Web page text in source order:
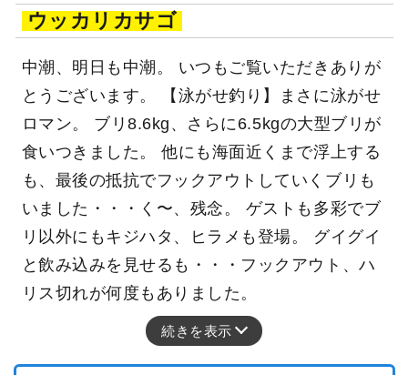
ウッカリカサゴ
中潮、明日も中潮。 いつもご覧いただきありが
とうございます。 【泳がせ釣り】まさに泳がせ
ロマン。 ブリ8.6kg、さらに6.5kgの大型ブリが
食いつきました。 他にも海面近くまで浮上する
も、最後の抵抗でフックアウトしていくブリも
いました・・・く〜、残念。 ゲストも多彩でブ
リ以外にもキジハタ、ヒラメも登場。 グイグイ
と飲み込みを見せるも・・・フックアウト、ハ
リス切れが何度もありました。
続きを表示